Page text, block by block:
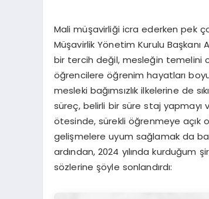
Mali müşavirliği icra ederken pek
Müşavirlik Yönetim Kurulu
bir tercih değil, mesleğin temelini
öğrencilere öğrenim hayatları
mesleki bağımsızlık ilkelerine de
süreç, belirli bir süre staj yapmayı
ötesinde, sürekli öğrenmeye açık
gelişmelere uyum sağlamak da
ardından, 2024 yılında
sözlerine şöyle sonlandırdı: